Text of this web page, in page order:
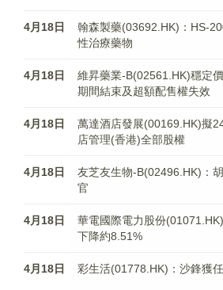
4月18日
翰森製藥(03692.HK)：HS-
性治療藥物
4月18日
維昇藥業-B(02561.HK)穩定
期間結束及超額配售權失效
4月18日
萬達酒店發展(00169.HK)擬
店管理(香港)全部股權
4月18日
友芝友生物-B(02496.HK)：
官
4月18日
華電國際電力股份
下降約8.51%
4月18日 彩生活(01778.HK)：沙鋒獲